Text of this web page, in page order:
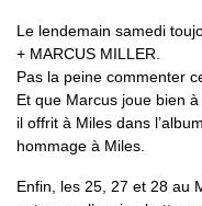
Le lendemain samedi
+ MARCUS MILLER.
Pas la peine commenter
Et que Marcus joue bien
il offrit à Miles dans
hommage à Miles.
Enfin, les 25, 27 et 28 au